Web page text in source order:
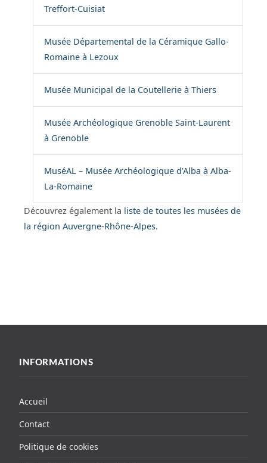
Treffort-Cuisiat
Musée Départemental de la Céramique Gallo-
Romaine à Lezoux
Musée Municipal de la Coutellerie à Thiers
Musée Archéologique Grenoble Saint-Laurent
à Grenoble
MuséAL – Musée Archéologique d’Alba à Alba-
La-Romaine
Découvrez également la liste de toutes les musées de
la région Auvergne-Rhône-Alpes.
INFORMATIONS
Accueil
Contact
Politique de cookies